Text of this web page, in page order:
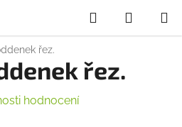
Hledat
KOŠÍK
řez.
řez.
hodnocení